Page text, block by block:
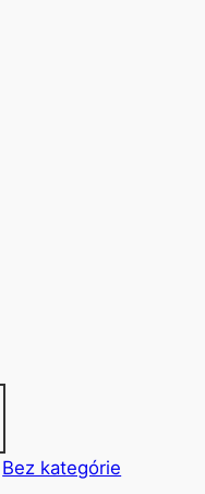
Bez kategórie